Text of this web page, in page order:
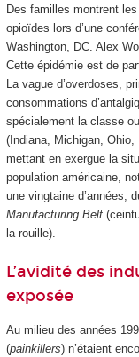
Des familles montrent
opioïdes lors d’une
Washington, DC. Alex
Cette épidémie est de
La vague d’overdoses,
consommations
spécialement la classe
(Indiana, Michigan,
mettant en exergue la
population américaine,
une vingtaine d’années,
Manufacturing Belt
la rouille).
L’avidité des
exposée
Au milieu des années
(painkillers) n’étaient